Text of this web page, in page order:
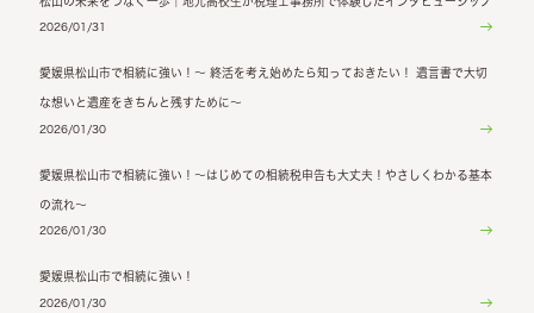
2026/01/31
愛媛県松山市で相続に強い！～ 終活を考え始めたら知っておきたい！ 遺言書で大切
な想いと遺産をきちんと残すために～
2026/01/30
愛媛県松山市で相続に強い！～はじめての相続税申告も大丈夫！やさしくわかる基本
の流れ～
2026/01/30
愛媛県松山市で相続に強い！
2026/01/30